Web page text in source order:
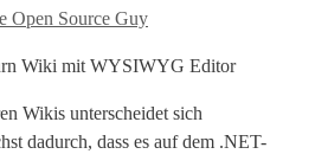
Open Source Guy
Wikis unterscheidet sich
dadurch, dass es auf dem .NET-